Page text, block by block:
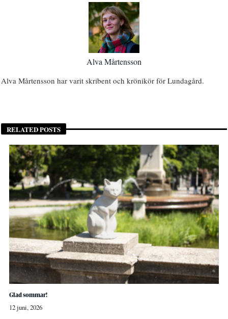
Alva Mårtensson
Alva Mårtensson har varit skribent och krönikör för Lundagård.
RELATED POSTS
Glad sommar!
12 juni, 2026